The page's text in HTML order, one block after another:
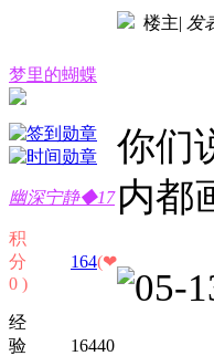
梦里的蝴蝶
幽深宁静◆17
积
分 164(❤
0 )
经
验 16440
楼主| 发
你们
内都